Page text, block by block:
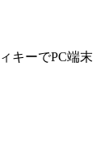
キーでPC端末